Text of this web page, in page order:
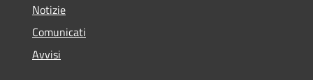
Notizie
Comunicati
Avvisi